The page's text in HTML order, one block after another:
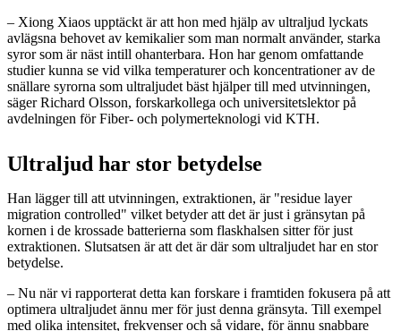
– Xiong Xiaos upptäckt är att hon med hjälp av ultraljud lyckats
avlägsna behovet av kemikalier som man normalt använder, starka
syror som är näst intill ohanterbara. Hon har genom omfattande
studier kunna se vid vilka temperaturer och koncentrationer av de
snällare syrorna som ultraljudet bäst hjälper till med utvinningen,
säger Richard Olsson, forskarkollega och universitetslektor på
avdelningen för Fiber- och polymerteknologi vid KTH.
Ultraljud har stor betydelse
Han lägger till att utvinningen, extraktionen, är "residue layer
migration controlled" vilket betyder att det är just i gränsytan på
kornen i de krossade batterierna som flaskhalsen sitter för just
extraktionen. Slutsatsen är att det är där som ultraljudet har en stor
betydelse.
– Nu när vi rapporterat detta kan forskare i framtiden fokusera på att
optimera ultraljudet ännu mer för just denna gränsyta. Till exempel
med olika intensitet, frekvenser och så vidare, för ännu snabbare